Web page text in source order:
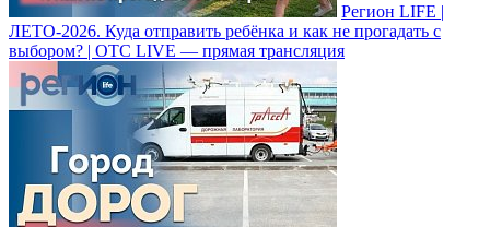
Регион LIFE |
ЛЕТО-2026. Куда отправить ребёнка и как не прогадать с
выбором? | ОТС LIVE — прямая трансляция